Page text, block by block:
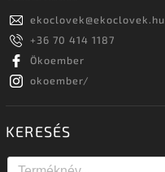
ekoclovek@ekoclovek.hu
+36 70 414 1187
Ökoember
okoember/
KERESÉS